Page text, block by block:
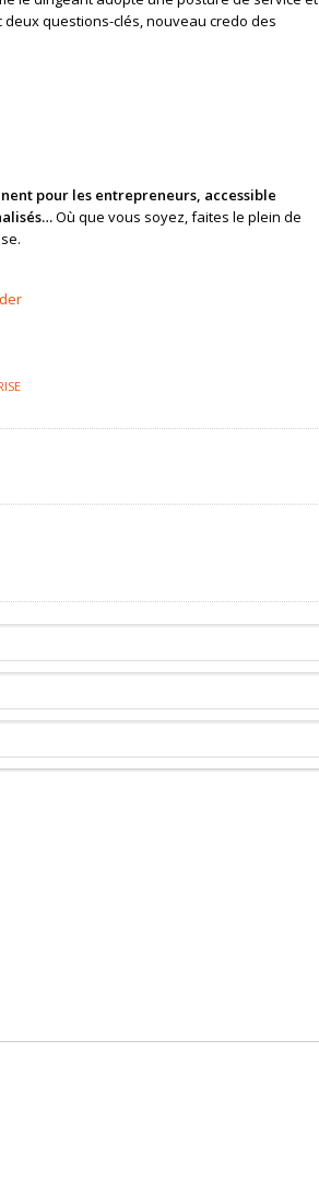
questions-clés, nouveau credo des
pour les entrepreneurs, accessible
Où que vous soyez, faites le plein de